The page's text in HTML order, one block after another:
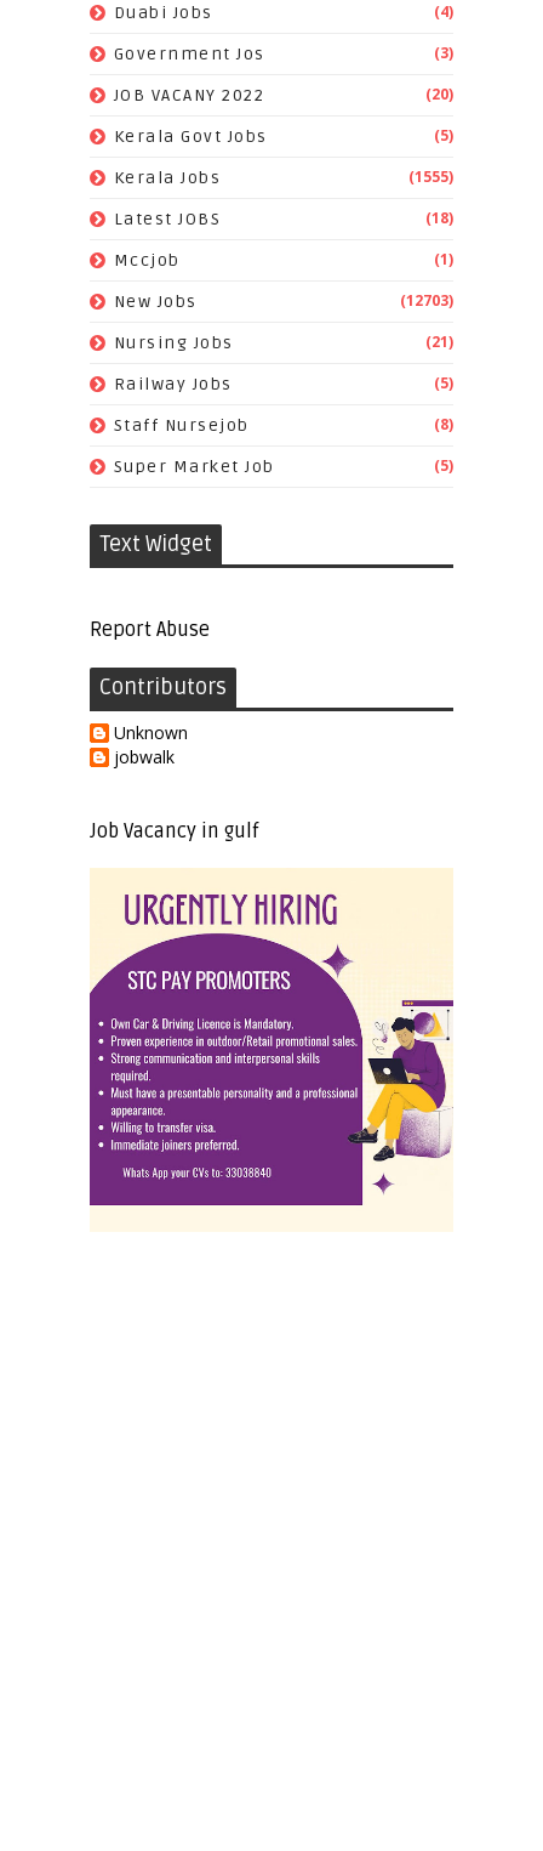
Duabi Jobs (4)
Government Jos (3)
JOB VACANY 2022 (20)
Kerala Govt Jobs (5)
Kerala Jobs (1555)
Latest JOBS (18)
Mccjob (1)
New Jobs (12703)
Nursing Jobs (21)
Railway Jobs (5)
Staff Nursejob (8)
Super Market Job (5)
Text Widget
Report Abuse
Contributors
Unknown
jobwalk
Job Vacancy in gulf